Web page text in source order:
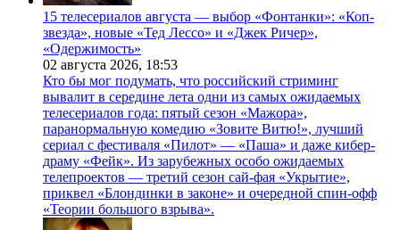
15 телесериалов августа — выбор «Фонтанки»: «Коп-
звезда», новые «Тед Лессо» и «Джек Ричер»,
«Одержимость»
02 августа 2026, 18:53
Кто бы мог подумать, что российский стриминг
вывалит в середине лета одни из самых ожидаемых
телесериалов года: пятый сезон «Мажора»,
паранормальную комедию «Зовите Витю!», лучший
сериал с фестиваля «Пилот» — «Паша» и даже кибер-
драму «Фейк». Из зарубежных особо ожидаемых
телепроектов — третий сезон сай-фая «Укрытие»,
приквел «Блондинки в законе» и очередной спин-офф
«Теории большого взрыва».